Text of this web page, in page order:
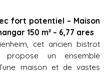
fort potentiel – Maison
150 m² – 6,77 ares
cet ancien bistrot
propose un ensemble
maison et de vastes